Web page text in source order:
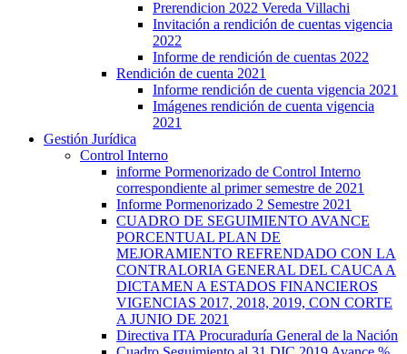
Prerendicion 2022 Vereda Villachi
Invitación a rendición de cuentas vigencia
2022
Informe de rendición de cuentas 2022
Rendición de cuenta 2021
Informe rendición de cuenta vigencia 2021
Imágenes rendición de cuenta vigencia
2021
Gestión Jurídica
Control Interno
informe Pormenorizado de Control Interno
correspondiente al primer semestre de 2021
Informe Pormenorizado 2 Semestre 2021
CUADRO DE SEGUIMIENTO AVANCE
PORCENTUAL PLAN DE
MEJORAMIENTO REFRENDADO CON LA
CONTRALORIA GENERAL DEL CAUCA A
DICTAMEN A ESTADOS FINANCIEROS
VIGENCIAS 2017, 2018, 2019, CON CORTE
A JUNIO DE 2021
Directiva ITA Procuraduría General de la Nación